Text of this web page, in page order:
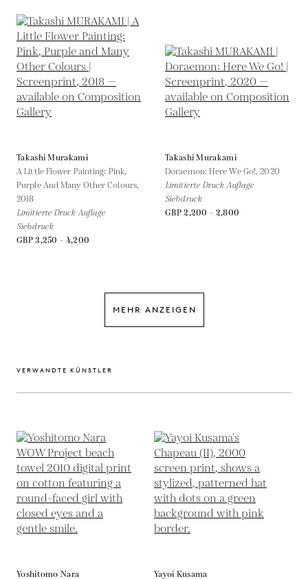
Takashi Murakami
A Little Flower Painting: Pink,
Purple And Many Other Colours,
2018
Limitierte Druck Auflage
Siebdruck
GBP 3,250 - 4,200
Takashi Murakami
Doraemon: Here We Go!,2020
Limitierte Druck Auflage
Siebdruck
GBP 2,200 - 2,800
MEHR ANZEIGEN
VERWANDTE KÜNSTLER
Yoshitomo Nara
Yayoi Kusama